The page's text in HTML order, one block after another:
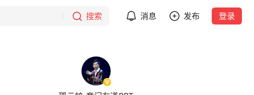
搜索 消息 发布 登录